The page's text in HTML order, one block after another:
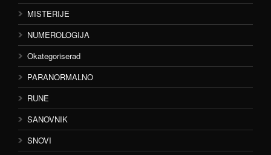
MISTERIJE
NUMEROLOGIJA
Okategoriserad
PARANORMALNO
RUNE
SANOVNIK
SNOVI